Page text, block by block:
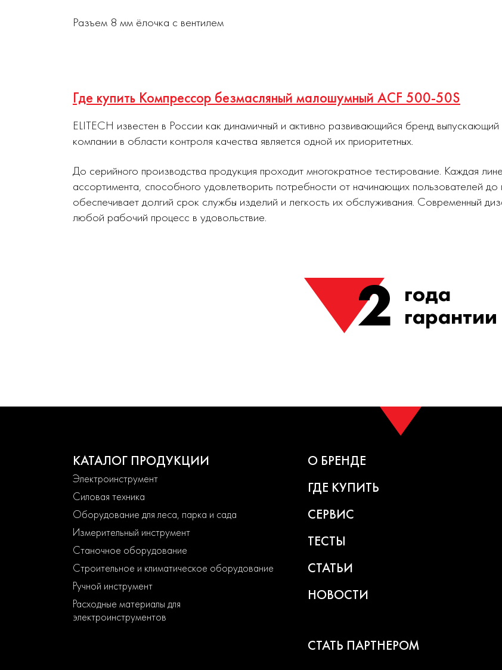
Разъем 8 мм ёлочка с вентилем
Где купить Компрессор безмасляный малошумный ACF 500-50S
ELITECH известен в России как динамичный и активно развивающийся бренд
компании в области контроля качества является одной их приоритетных.
До серийного производства продукция проходит многократное тестирование. Каждая
ассортимента, способного удовлетворить потребности от начинающих пользователей
обеспечивает долгий срок службы изделий и легкость их обслуживания. Современный
любой рабочий процесс в удовольствие.
2 года
гарантии
КАТАЛОГ ПРОДУКЦИИ
Электроинструмент
Силовая техника
Оборудование для леса, парка и сада
Измерительный инструмент
Станочное оборудование
Строительное и климатическое оборудование
Ручной инструмент
Расходные материалы для
электроинструментов
О БРЕНДЕ
ГДЕ КУПИТЬ
СЕРВИС
ТЕСТЫ
СТАТЬИ
НОВОСТИ
СТАТЬ ПАРТНЕРОМ